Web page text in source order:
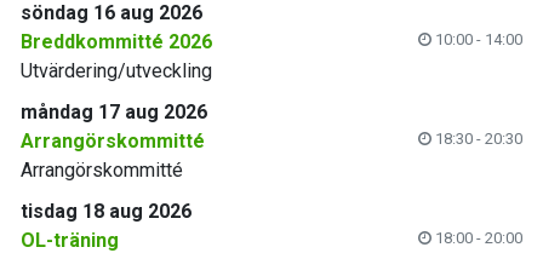
söndag 16 aug 2026
Breddkommitté 2026
10:00 - 14:00
Utvärdering/utveckling
måndag 17 aug 2026
Arrangörskommitté
18:30 - 20:30
Arrangörskommitté
tisdag 18 aug 2026
OL-träning
18:00 - 20:00